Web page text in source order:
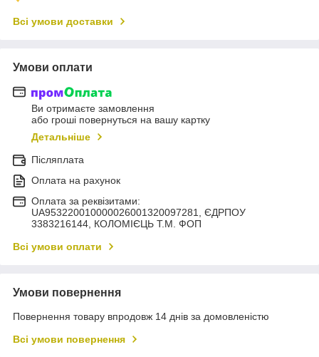
Всі умови доставки
Умови оплати
Ви отримаєте замовлення
або гроші повернуться на вашу картку
Детальніше
Післяплата
Оплата на рахунок
Оплата за реквізитами:
UA953220010000026001320097281, ЄДРПОУ
3383216144, КОЛОМIЄЦЬ Т.М. ФОП
Всі умови оплати
Умови повернення
Повернення товару впродовж 14 днів за домовленістю
Всі умови повернення